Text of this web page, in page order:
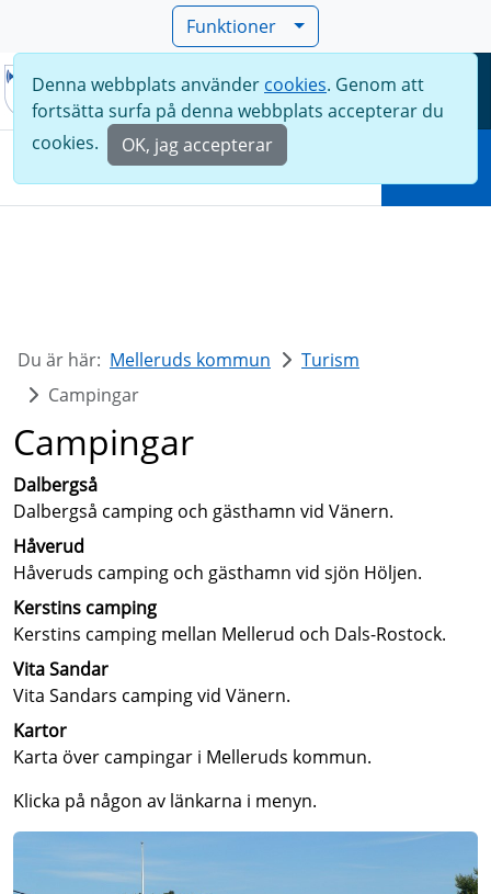
Funktioner
Meny
Denna webbplats använder cookies. Genom att
fortsätta surfa på denna webbplats accepterar du
cookies.
OK, jag accepterar
Du är här: Melleruds kommun
Turism
Campingar
Campingar
Dalbergså
Dalbergså camping och gästhamn vid Vänern.
Håverud
Håveruds camping och gästhamn vid sjön Höljen.
Kerstins camping
Kerstins camping mellan Mellerud och Dals-Rostock.
Vita Sandar
Vita Sandars camping vid Vänern.
Kartor
Karta över campingar i Melleruds kommun.
Klicka på någon av länkarna i menyn.